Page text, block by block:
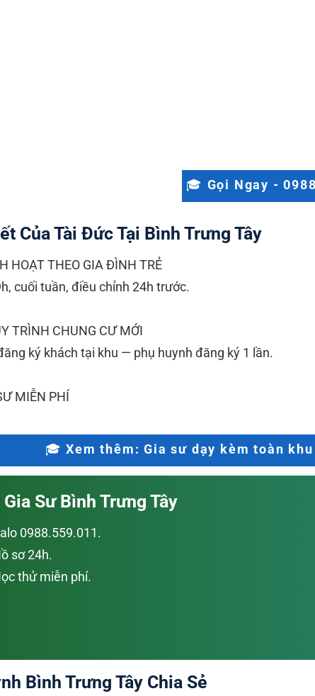
🎓 Gọi Ngay -
Của Tài Đức Tại Bình Trưng Tây
HOẠT THEO GIA ĐÌNH TRẺ
cuối tuần, điều chỉnh 24h trước.
TRÌNH CHUNG CƯ MỚI
ký khách tại khu — phụ huynh đăng ký 1 lần.
MIỄN PHÍ
🎓 Xem thêm: Gia sư dạy kèm toàn khu
Sư Bình Trưng Tây
0988.559.011.
sơ 24h.
thử miễn phí.
Bình Trưng Tây Chia Sẻ